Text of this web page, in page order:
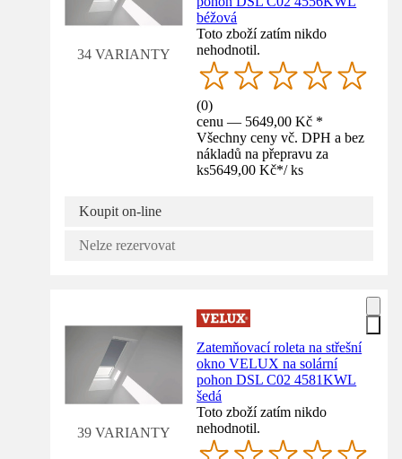
34 VARIANTY
béžová
Toto zboží zatím nikdo
nehodnotil.
(0)
cenu — 5649,00 Kč *
Všechny ceny vč. DPH a bez
nákladů na přepravu za
ks5649,00 Kč*/ ks
Koupit on-line
Nelze rezervovat
39 VARIANTY
Zatemňovací roleta na střešní
okno VELUX na solární
pohon DSL C02 4581KWL
šedá
Toto zboží zatím nikdo
nehodnotil.